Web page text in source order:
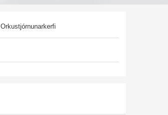
Orkustjórnunarkerfi